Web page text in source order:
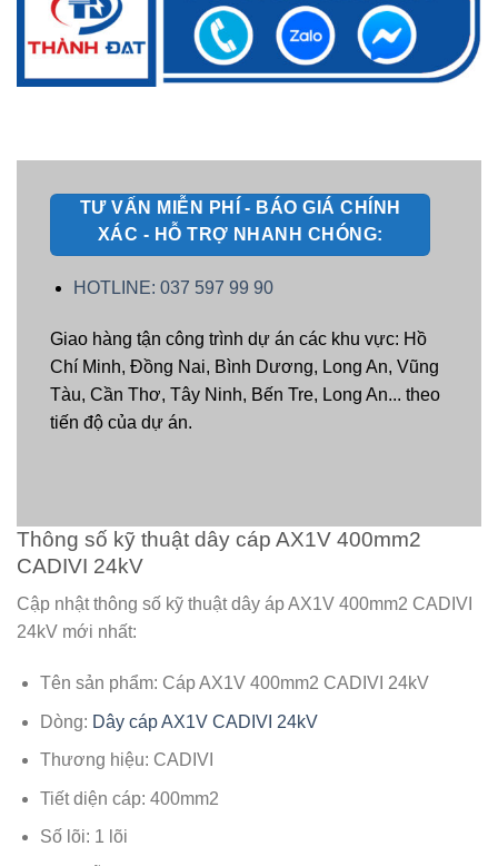
TƯ VẤN MIỄN PHÍ - BÁO GIÁ CHÍNH
XÁC - HỖ TRỢ NHANH CHÓNG:
HOTLINE: 037 597 99 90
Giao hàng tận công trình dự án các khu vực: Hồ
Chí Minh, Đồng Nai, Bình Dương, Long An, Vũng
Tàu, Cần Thơ, Tây Ninh, Bến Tre, Long An... theo
tiến độ của dự án.
Thông số kỹ thuật dây cáp AX1V 400mm2
CADIVI 24kV
Cập nhật thông số kỹ thuật dây áp AX1V 400mm2 CADIVI
24kV mới nhất:
Tên sản phẩm: Cáp AX1V 400mm2 CADIVI 24kV
Dòng: Dây cáp AX1V CADIVI 24kV
Thương hiệu: CADIVI
Tiết diện cáp: 400mm2
Số lõi: 1 lõi